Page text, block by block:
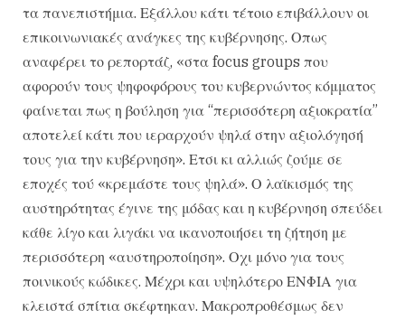
τα πανεπιστήμια. Εξάλλου κάτι τέτοιο επιβάλλουν οι
επικοινωνιακές ανάγκες της κυβέρνησης. Οπως
αναφέρει το ρεπορτάζ, «στα focus groups που
αφορούν τους ψηφοφόρους του κυβερνώντος κόμματος
φαίνεται πως η βούληση για “περισσότερη αξιοκρατία”
αποτελεί κάτι που ιεραρχούν ψηλά στην αξιολόγησή
τους για την κυβέρνηση». Ετσι κι αλλιώς ζούμε σε
εποχές τού «κρεμάστε τους ψηλά». Ο λαϊκισμός της
αυστηρότητας έγινε της μόδας και η κυβέρνηση σπεύδει
κάθε λίγο και λιγάκι να ικανοποιήσει τη ζήτηση με
περισσότερη «αυστηροποίηση». Οχι μόνο για τους
ποινικούς κώδικες. Μέχρι και υψηλότερο ΕΝΦΙΑ για
κλειστά σπίτια σκέφτηκαν. Μακροπροθέσμως δεν